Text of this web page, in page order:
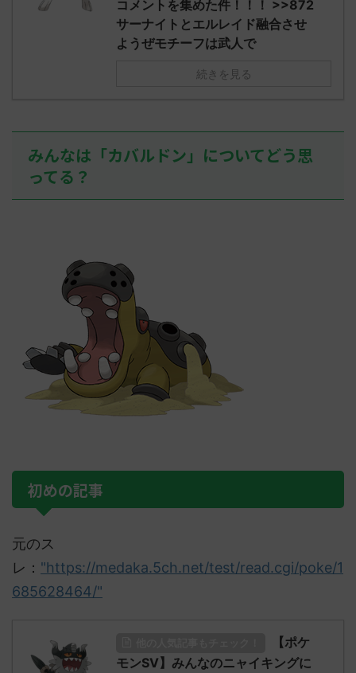
た！ (ﾜｯﾁ
決めた！ (ﾜｯﾁｮｲW b524-NwUu)
2023/06/28(水 ...
たラウドボ
しさん0624
コメントを集めた件！！！ >>872
サーナイトとエルレイド融合させ
ようぜモチーフは武人で
続きを見る
みんなは「カバルドン」についてどう思
ってる？
初めの記事
元のス
レ： "https://medaka.5ch.net/test/read.cgi/poke/1
685628464/"
【ポケ
モンSV】みんなのニャイキングに